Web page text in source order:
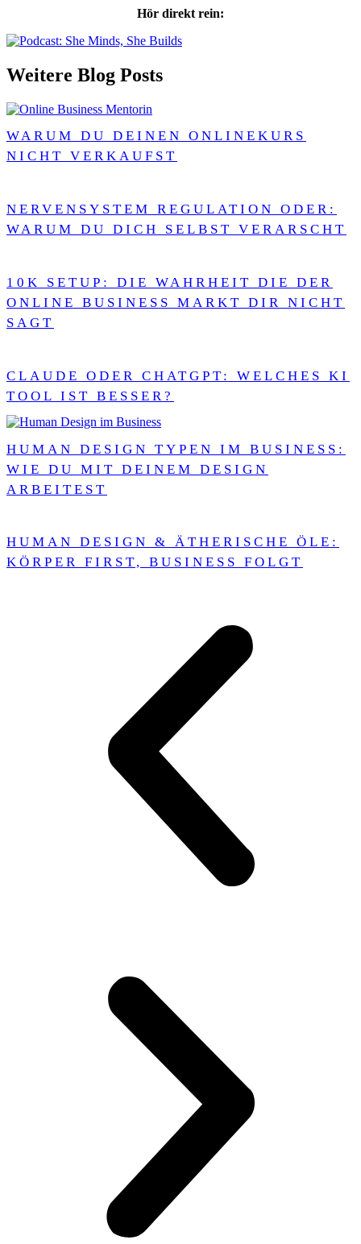
Hör direkt rein:
Weitere Blog Posts
WARUM DU DEINEN ONLINEKURS
NICHT VERKAUFST
NERVENSYSTEM REGULATION ODER:
WARUM DU DICH SELBST VERARSCHT
10K SETUP: DIE WAHRHEIT DIE DER
ONLINE BUSINESS MARKT DIR NICHT
SAGT
CLAUDE ODER CHATGPT: WELCHES KI
TOOL IST BESSER?
HUMAN DESIGN TYPEN IM BUSINESS:
WIE DU MIT DEINEM DESIGN
ARBEITEST
HUMAN DESIGN & ÄTHERISCHE ÖLE:
KÖRPER FIRST, BUSINESS FOLGT